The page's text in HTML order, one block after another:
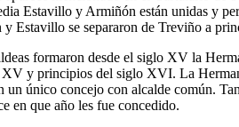
Estavillo y Armiñón están unidas y
Estavillo se separaron de Treviño a
formaron desde el siglo XV la
y principios del siglo XVI. La
un único concejo con alcalde común.
en que año les fue concedido.